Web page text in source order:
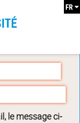
FR
le message ci-